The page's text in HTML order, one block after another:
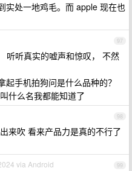
实处一地鸡毛。而 apple 现在也
97
听听真实的嘘声和惊叹， 不然
手机拍狗问是什么品种的？
什么名我都能知道了
98
来吹 看来产品力是真的不行了
99
via Android